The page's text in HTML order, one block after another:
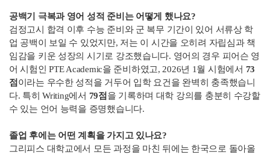
공백기 극복과 영어 성적 준비는 어떻게 했나요?
검정고시 합격 이후 수능 준비와 군 복무 기간이 있어 서류상 학
업 공백이 보일 수 있었지만, 저는 이 시간을 오히려 자립심과 책
임감을 키운 성장의 시기로 강조했습니다. 영어의 경우 피어슨 영
어 시험인 PTE Academic을 준비하였고, 2026년 1월 시험에서 73
점 이라는 우수한 성적을 거두어 입학 요건을 완벽히 충족했습니
다. 특히 Writing에서 79점 을 기록하며 대학 강의를 충분히 수강할
수 있는 언어 능력을 증명했습니다.
졸업 후에는 어떤 계획을 가지고 있나요?
그리피스 대학교에서 모든 과정을 마친 뒤에는 한국으로 돌아올